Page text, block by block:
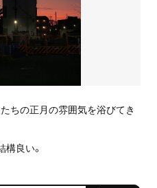
ちの正月の雰囲気を浴びてき
良い。